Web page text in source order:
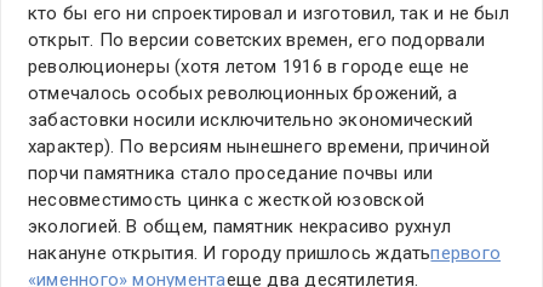
кто бы его ни спроектировал и изготовил, так и не был
открыт. По версии советских времен, его подорвали
революционеры (хотя летом 1916 в городе еще не
отмечалось особых революционных брожений, а
забастовки носили исключительно экономический
характер). По версиям нынешнего времени, причиной
порчи памятника стало проседание почвы или
несовместимость цинка с жесткой юзовской
экологией. В общем, памятник некрасиво рухнул
накануне открытия. И городу пришлось ждатьпервого
«именного» монументаеще два десятилетия.